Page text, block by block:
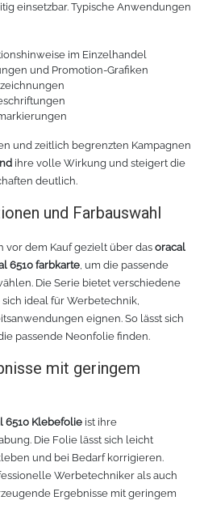
Kleber
einsetzbar. Typische Anwendungen
im Einzelhandel
und Promotion-Grafiken
und zeitlich begrenzten Kampagnen
ihre volle Wirkung und steigert die
deutlich.
und Farbauswahl
dem Kauf gezielt über das oracal
6510 farbkarte, um die passende
Die Serie bietet verschiedene
ideal für Werbetechnik,
eignen. So lässt sich
passende Neonfolie finden.
mit geringem
6510 Klebefolie ist ihre
Die Folie lässt sich leicht
und bei Bedarf korrigieren.
Werbetechniker als auch
Ergebnisse mit geringem